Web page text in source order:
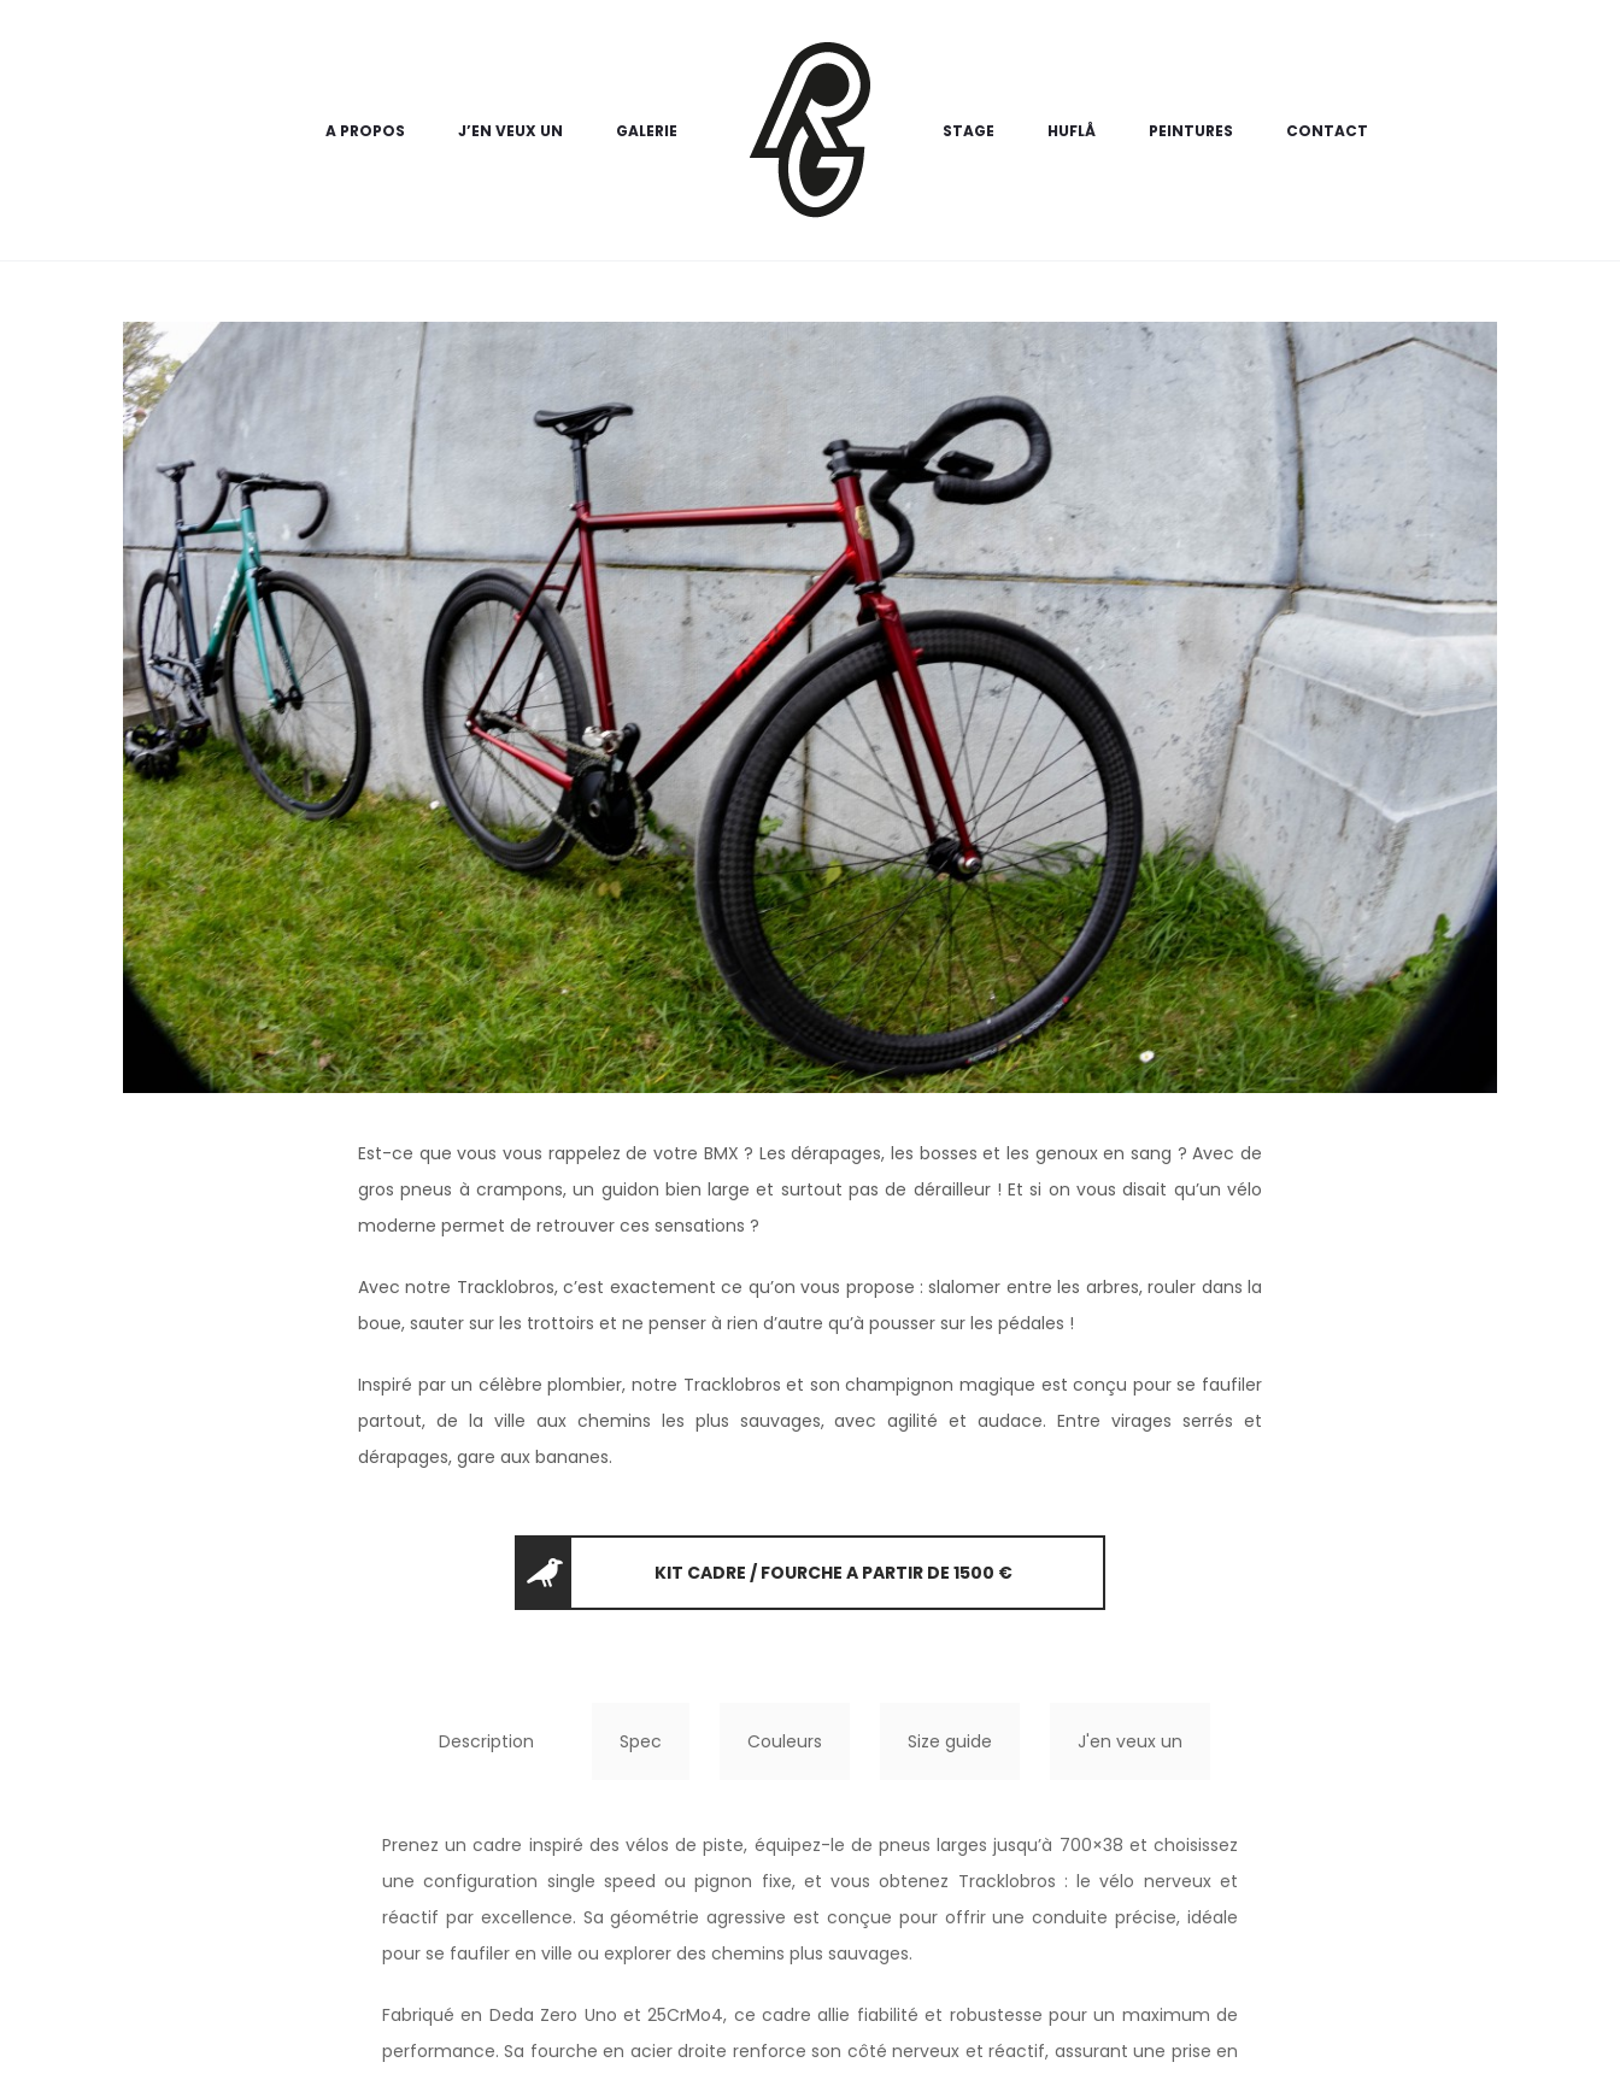
A PROPOS J’EN VEUX UN GALERIE STAGE HUFLÅ PEINTURES CONTACT
Est-ce que vous vous rappelez de votre BMX ? Les dérapages, les bosses et les genoux en sang ? Avec de
gros pneus à crampons, un guidon bien large et surtout pas de dérailleur ! Et si on vous disait qu’un vélo
moderne permet de retrouver ces sensations ?
Avec notre Tracklobros, c’est exactement ce qu’on vous propose : slalomer entre les arbres, rouler dans la
boue, sauter sur les trottoirs et ne penser à rien d’autre qu’à pousser sur les pédales !
Inspiré par un célèbre plombier, notre Tracklobros et son champignon magique est conçu pour se faufiler
partout, de la ville aux chemins les plus sauvages, avec agilité et audace. Entre virages serrés et
dérapages, gare aux bananes.
KIT CADRE / FOURCHE A PARTIR DE 1500 €
Description Spec Couleurs Size guide J'en veux un
Prenez un cadre inspiré des vélos de piste, équipez-le de pneus larges jusqu’à 700×38 et choisissez
une configuration single speed ou pignon fixe, et vous obtenez Tracklobros : le vélo nerveux et
réactif par excellence. Sa géométrie agressive est conçue pour offrir une conduite précise, idéale
pour se faufiler en ville ou explorer des chemins plus sauvages.
Fabriqué en Deda Zero Uno et 25CrMo4, ce cadre allie fiabilité et robustesse pour un maximum de
performance. Sa fourche en acier droite renforce son côté nerveux et réactif, assurant une prise en